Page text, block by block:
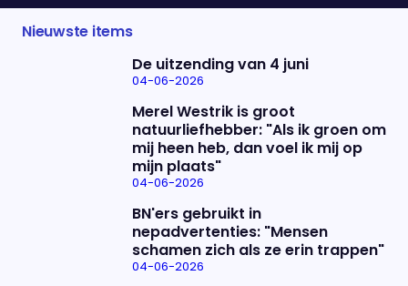
Nieuwste items
De uitzending van 4 juni
04-06-2026
Merel Westrik is groot
natuurliefhebber: "Als ik groen om
mij heen heb, dan voel ik mij op
mijn plaats"
04-06-2026
BN'ers gebruikt in
nepadvertenties: "Mensen
schamen zich als ze erin trappen"
04-06-2026